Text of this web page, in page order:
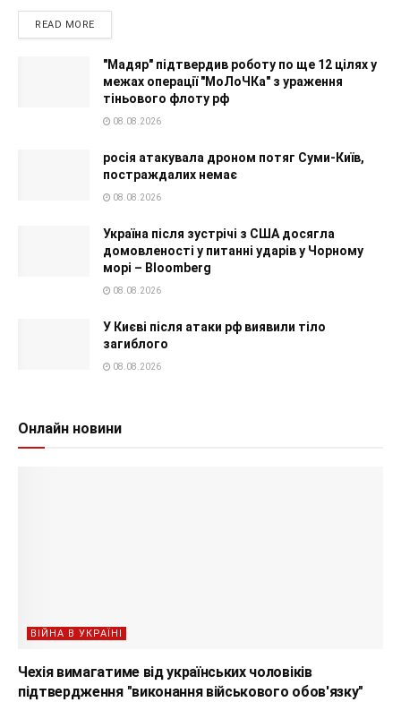
READ MORE
"Мадяр" підтвердив роботу по ще 12 цілях у
межах операції "МоЛоЧКа" з ураження
тіньового флоту рф
08.08.2026
росія атакувала дроном потяг Суми-Київ,
постраждалих немає
08.08.2026
Україна після зустрічі з США досягла
домовленості у питанні ударів у Чорному
морі – Bloomberg
08.08.2026
У Києві після атаки рф виявили тіло
загиблого
08.08.2026
Онлайн новини
ВІЙНА В УКРАЇНІ
Чехія вимагатиме від українських чоловіків
підтвердження "виконання військового обов'язку"